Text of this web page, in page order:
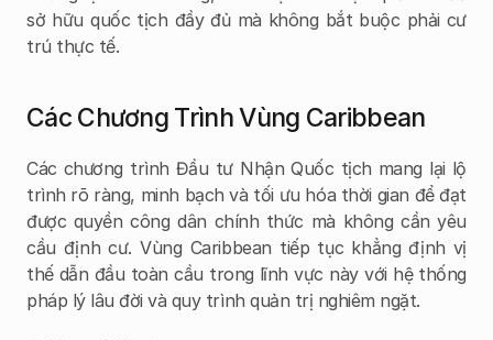
sở hữu quốc tịch đầy đủ mà không bắt buộc phải cư
trú thực tế.
Các Chương Trình Vùng Caribbean
Các chương trình Đầu tư Nhận Quốc tịch mang lại lộ
trình rõ ràng, minh bạch và tối ưu hóa thời gian để đạt
được quyền công dân chính thức mà không cần yêu
cầu định cư. Vùng Caribbean tiếp tục khẳng định vị
thế dẫn đầu toàn cầu trong lĩnh vực này với hệ thống
pháp lý lâu đời và quy trình quản trị nghiêm ngặt.